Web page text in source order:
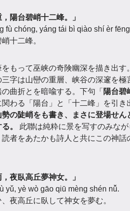
陽台碧峭十二峰。」
fù chóng, yáng tái bì qiào shí èr
十二峰。
もって巫峡の奇険幽深を描き出す。
三字は山巒の重層、峡谷の深邃を極
曲折とを暗喩する。下句「 陽台碧
わる「陽台」と「十二峰」を引き
の陡峭をも書き、まさに登場せん
。
此聯は純粋に景を写すのみな
者をあたかも詩人と共にこの神話
夜臥高丘夢神女。」
yǔ, yè wò gāo qiū mèng shén nǚ.
夜高丘に臥して神女を夢む。